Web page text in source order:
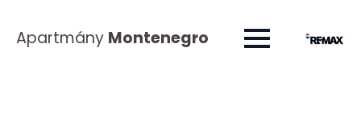
Apartmány Montenegro